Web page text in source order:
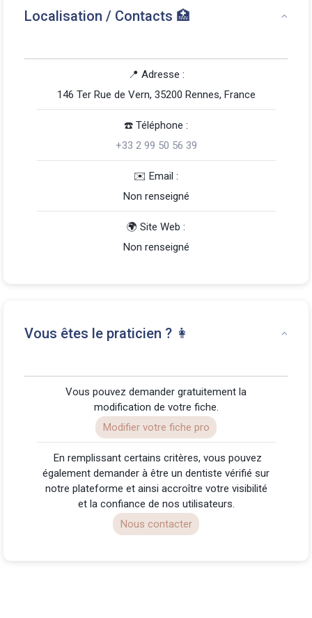
Localisation / Contacts 🏥
📍 Adresse :
146 Ter Rue de Vern, 35200 Rennes, France
☎️️ Téléphone :
+33 2 99 50 56 39
️✉️ Email :
Non renseigné
🌍 Site Web :
Non renseigné
Vous êtes le praticien ? 👩
Vous pouvez demander gratuitement la
modification de votre fiche.
Modifier votre fiche pro
️ En remplissant certains critères, vous pouvez
également demander à être un dentiste vérifié sur
notre plateforme et ainsi accroître votre visibilité
et la confiance de nos utilisateurs.
Nous contacter